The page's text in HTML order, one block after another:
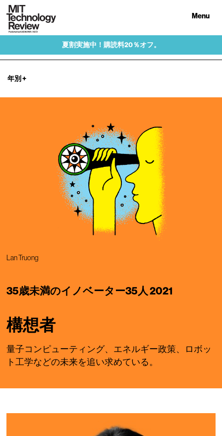
Menu
夏割実施中！購読料20％オフ。
年別 +
Lan Truong
35歳未満のイノベーター35人 2021
構想者
量子コンピューティング、エネルギー政策、ロボッ
ト工学などの未来を追い求めている。